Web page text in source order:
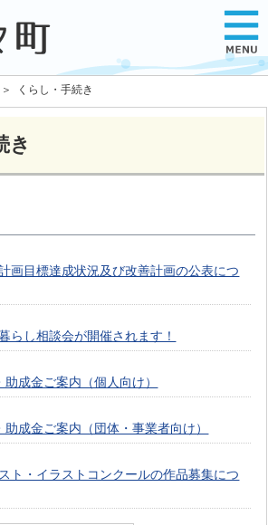
＞ くらし・手続き
き
画目標達成状況及び改善計画の公表につ
らし相談会が開催されます！
成金ご案内（個人向け）
成金ご案内（団体・事業者向け）
ト・イラストコンクールの作品募集につ